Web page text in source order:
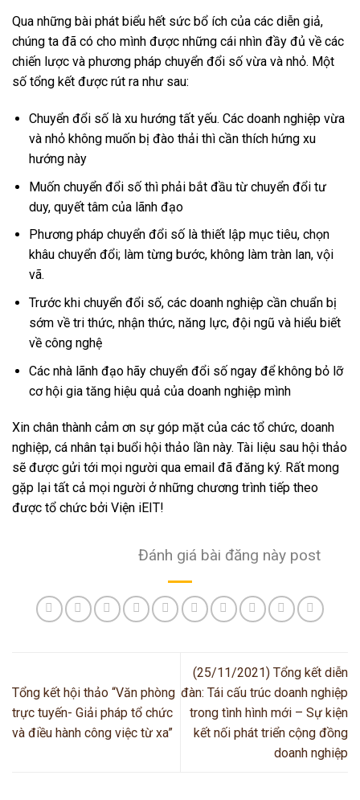
Qua những bài phát biểu hết sức bổ ích của các diễn giả,
chúng ta đã có cho mình được những cái nhìn đầy đủ về các
chiến lược và phương pháp chuyển đổi số vừa và nhỏ. Một
số tổng kết được rút ra như sau:
Chuyển đổi số là xu hướng tất yếu. Các doanh nghiệp vừa
và nhỏ không muốn bị đào thải thì cần thích hứng xu
hướng này
Muốn chuyển đổi số thì phải bắt đầu từ chuyển đổi tư
duy, quyết tâm của lãnh đạo
Phương pháp chuyển đổi số là thiết lập mục tiêu, chọn
khâu chuyển đổi; làm từng bước, không làm tràn lan, vội
vã.
Trước khi chuyển đổi số, các doanh nghiệp cần chuẩn bị
sớm về tri thức, nhận thức, năng lực, đội ngũ và hiểu biết
về công nghệ
Các nhà lãnh đạo hãy chuyển đổi số ngay để không bỏ lỡ
cơ hội gia tăng hiệu quả của doanh nghiệp mình
Xin chân thành cảm ơn sự góp mặt của các tổ chức, doanh
nghiệp, cá nhân tại buổi hội thảo lần này. Tài liệu sau hội thảo
sẽ được gửi tới mọi người qua email đã đăng ký. Rất mong
gặp lại tất cả mọi người ở những chương trình tiếp theo
được tổ chức bởi Viện iEIT!
Đánh giá bài đăng này post
Tổng kết hội thảo “Văn phòng
trực tuyến- Giải pháp tổ chức
và điều hành công việc từ xa”
(25/11/2021) Tổng kết diễn
đàn: Tái cấu trúc doanh nghiệp
trong tình hình mới – Sự kiện
kết nối phát triển cộng đồng
doanh nghiệp